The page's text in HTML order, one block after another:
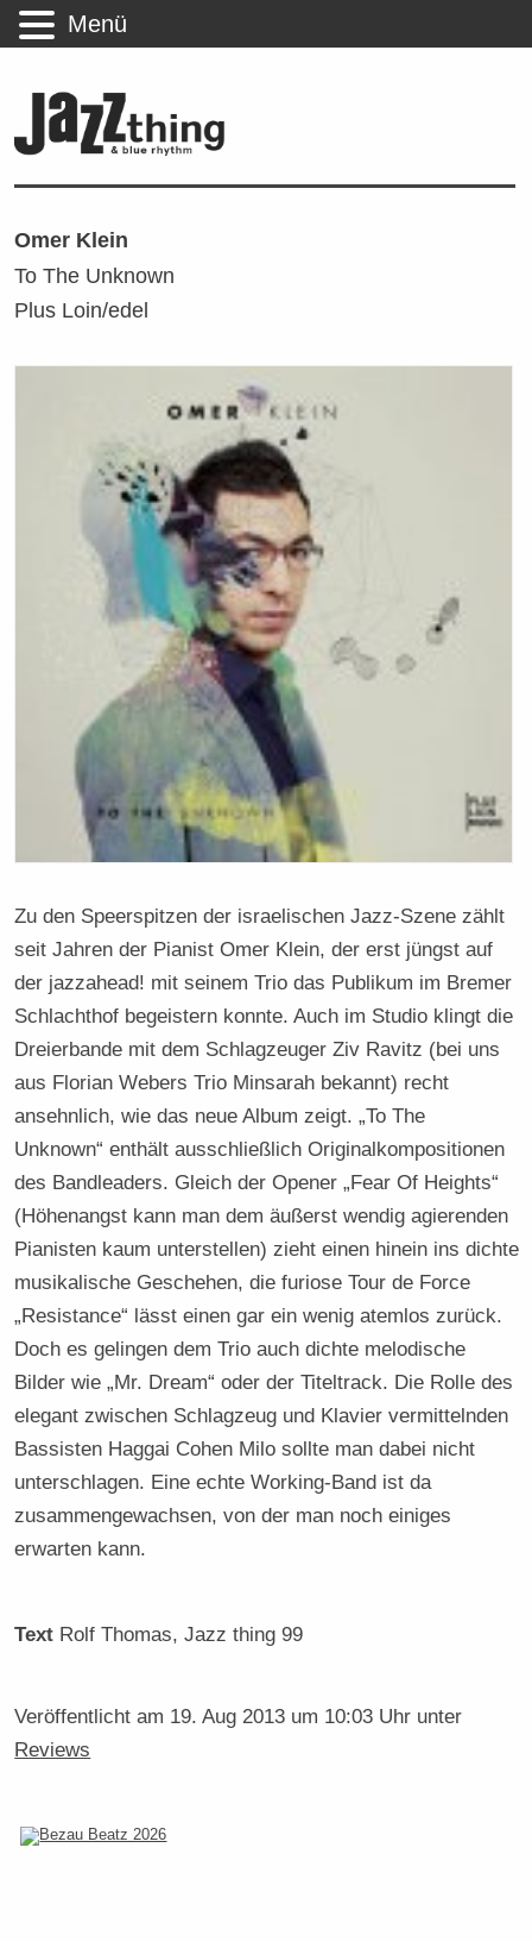
Omer Klein
To The Unknown
Plus Loin/edel
Zu den Speerspitzen der israelischen Jazz-Szene zählt
seit Jahren der Pianist Omer Klein, der erst jüngst auf
der jazzahead! mit seinem Trio das Publikum im Bremer
Schlachthof begeistern konnte. Auch im Studio klingt die
Dreierbande mit dem Schlagzeuger Ziv Ravitz (bei uns
aus Florian Webers Trio Minsarah bekannt) recht
ansehnlich, wie das neue Album zeigt. „To The
Unknown“ enthält ausschließlich Originalkompositionen
des Bandleaders. Gleich der Opener „Fear Of Heights“
(Höhenangst kann man dem äußerst wendig agierenden
Pianisten kaum unterstellen) zieht einen hinein ins dichte
musikalische Geschehen, die furiose Tour de Force
„Resistance“ lässt einen gar ein wenig atemlos zurück.
Doch es gelingen dem Trio auch dichte melodische
Bilder wie „Mr. Dream“ oder der Titeltrack. Die Rolle des
elegant zwischen Schlagzeug und Klavier vermittelnden
Bassisten Haggai Cohen Milo sollte man dabei nicht
unterschlagen. Eine echte Working-Band ist da
zusammengewachsen, von der man noch einiges
erwarten kann.
Text Rolf Thomas, Jazz thing 99
Veröffentlicht am 19. Aug 2013 um 10:03 Uhr unter
Reviews
Menü